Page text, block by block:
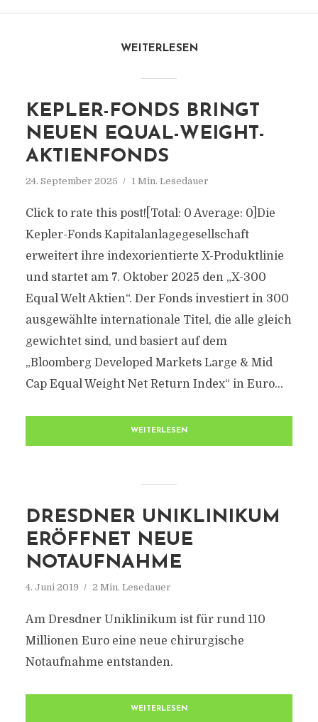
WEITERLESEN
KEPLER-FONDS BRINGT
NEUEN EQUAL-WEIGHT-
AKTIENFONDS
24. September 2025 1 Min. Lesedauer
Click to rate this post![Total: 0 Average: 0]Die
Kepler-Fonds Kapitalanlagegesellschaft
erweitert ihre indexorientierte X-Produktlinie
und startet am 7. Oktober 2025 den „X-300
Equal Welt Aktien“. Der Fonds investiert in 300
ausgewählte internationale Titel, die alle gleich
gewichtet sind, und basiert auf dem
„Bloomberg Developed Markets Large & Mid
Cap Equal Weight Net Return Index“ in Euro...
WEITERLESEN
DRESDNER UNIKLINIKUM
ERÖFFNET NEUE
NOTAUFNAHME
4. Juni 2019 2 Min. Lesedauer
Am Dresdner Uniklinikum ist für rund 110
Millionen Euro eine neue chirurgische
Notaufnahme entstanden.
WEITERLESEN